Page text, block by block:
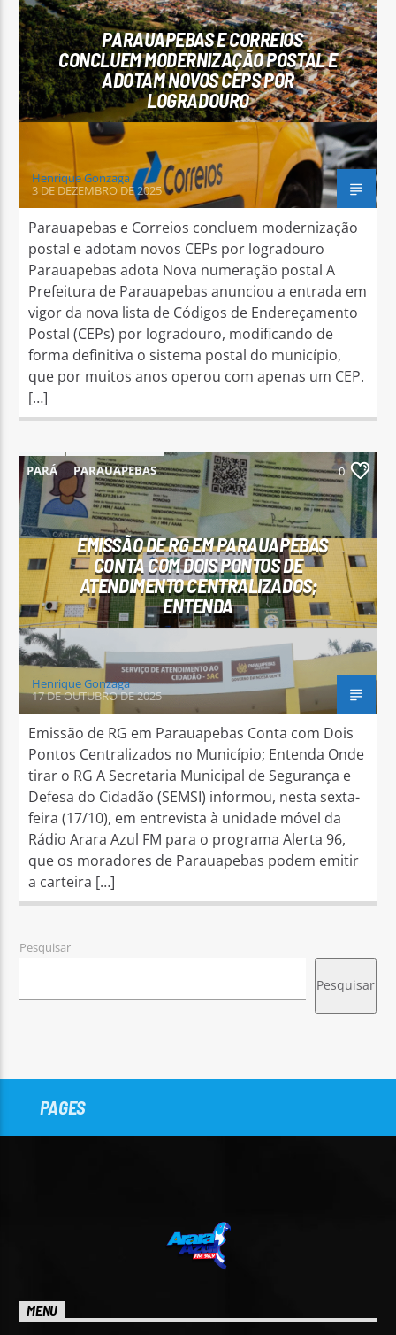
Arara Azul FM
PARAUAPEBAS E CORREIOS
CONCLUEM MODERNIZAÇÃO POSTAL E
ADOTAM NOVOS CEPS POR
LOGRADOURO
Henrique Gonzaga
3 DE DEZEMBRO DE 2025
Parauapebas e Correios concluem modernização
postal e adotam novos CEPs por logradouro
Parauapebas adota Nova numeração postal A
Prefeitura de Parauapebas anunciou a entrada em
vigor da nova lista de Códigos de Endereçamento
Postal (CEPs) por logradouro, modificando de
forma definitiva o sistema postal do município,
que por muitos anos operou com apenas um CEP.
[…]
PARÁ PARAUAPEBAS 0
EMISSÃO DE RG EM PARAUAPEBAS
CONTA COM DOIS PONTOS DE
ATENDIMENTO CENTRALIZADOS;
ENTENDA
Henrique Gonzaga
17 DE OUTUBRO DE 2025
Emissão de RG em Parauapebas Conta com Dois
Pontos Centralizados no Município; Entenda Onde
tirar o RG A Secretaria Municipal de Segurança e
Defesa do Cidadão (SEMSI) informou, nesta sexta-
feira (17/10), em entrevista à unidade móvel da
Rádio Arara Azul FM para o programa Alerta 96,
que os moradores de Parauapebas podem emitir
a carteira […]
Pesquisar
Pesquisar
PAGES
MENU